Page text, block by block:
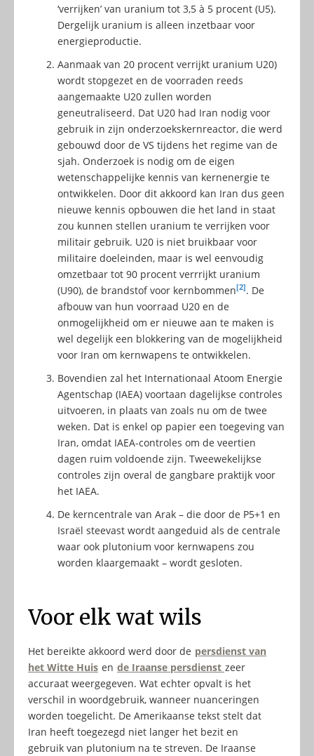
‘verrijken’ van uranium tot 3,5 à 5 procent (U5).
Dergelijk uranium is alleen inzetbaar voor
energieproductie.
Aanmaak van 20 procent verrijkt uranium U20)
wordt stopgezet en de voorraden reeds
aangemaakte U20 zullen worden
geneutraliseerd. Dat U20 had Iran nodig voor
gebruik in zijn onderzoekskernreactor, die werd
gebouwd door de VS tijdens het regime van de
sjah. Onderzoek is nodig om de eigen
wetenschappelijke kennis van kernenergie te
ontwikkelen. Door dit akkoord kan Iran dus geen
nieuwe kennis opbouwen die het land in staat
zou kunnen stellen uranium te verrijken voor
militair gebruik. U20 is niet bruikbaar voor
militaire doeleinden, maar is wel eenvoudig
omzetbaar tot 90 procent verrrijkt uranium
(U90), de brandstof voor kernbommen[2]. De
afbouw van hun voorraad U20 en de
onmogelijkheid om er nieuwe aan te maken is
wel degelijk een blokkering van de mogelijkheid
voor Iran om kernwapens te ontwikkelen.
Bovendien zal het Internationaal Atoom Energie
Agentschap (IAEA) voortaan dagelijkse controles
uitvoeren, in plaats van zoals nu om de twee
weken. Dat is enkel op papier een toegeving van
Iran, omdat IAEA-controles om de veertien
dagen ruim voldoende zijn. Tweewekelijkse
controles zijn overal de gangbare praktijk voor
het IAEA.
De kerncentrale van Arak – die door de P5+1 en
Israël steevast wordt aangeduid als de centrale
waar ook plutonium voor kernwapens zou
worden klaargemaakt – wordt gesloten.
Voor elk wat wils
Het bereikte akkoord werd door de persdienst van
het Witte Huis en de Iraanse persdienst zeer
accuraat weergegeven. Wat echter opvalt is het
verschil in woordgebruik, wanneer nuanceringen
worden toegelicht. De Amerikaanse tekst stelt dat
Iran heeft toegezegd niet langer het bezit en
gebruik van plutonium na te streven. De Iraanse